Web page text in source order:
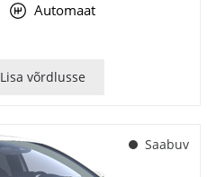
Automaat
Lisa võrdlusse
Saabuv